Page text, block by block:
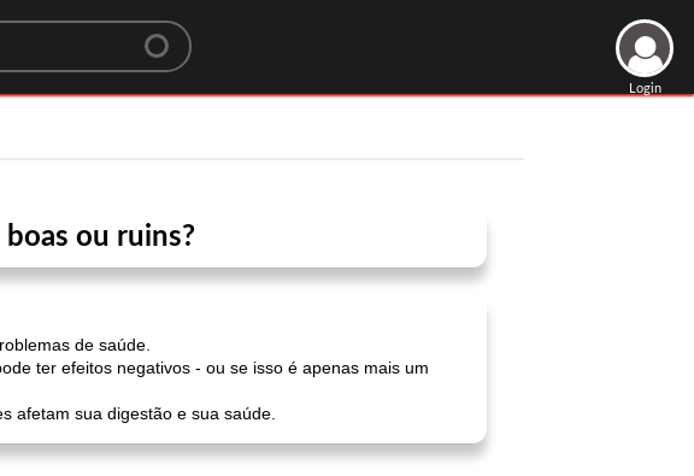
Login
ou ruins?
de saúde.
ter efeitos negativos - ou se isso é apenas mais um
afetam sua digestão e sua saúde.